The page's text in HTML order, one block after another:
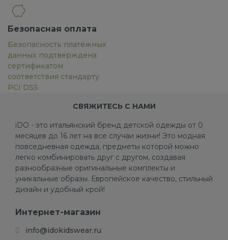
Безопасная оплата
Безопасность платёжных
данных подтверждена
сертификатом
соответствия стандарту
PCI DSS
СВЯЖИТЕСЬ С НАМИ
iDO - это итальянский бренд детской одежды от 0
месяцев до 16 лет на все случаи жизни! Это модная
повседневная одежда, предметы которой можно
легко комбинировать друг с другом, создавая
разнообразные оригинальные комплекты и
уникальные образы. Европейское качество, стильный
дизайн и удобный крой!
Интернет-магазин
info@idokidswear.ru